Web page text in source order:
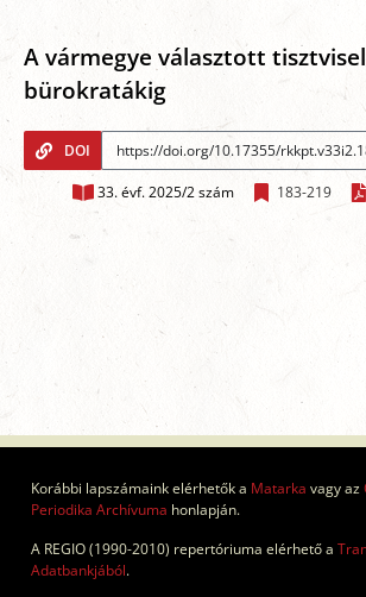
A vármegye választott
bürokratákig
DOI
33. évf. 2025/2 szám 183-219
Korábbi lapszámaink elérhetők a Matarka vagy az
Periodika Archívuma honlapján.
A REGIO (1990-2010) repertóriuma elérhető a
Adatbankjából.